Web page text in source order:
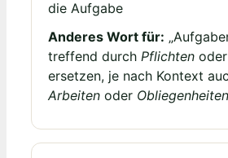
die Aufgabe
Anderes Wort für:
treffend durch Pflichten oder
ersetzen, je nach Kontext
Arbeiten oder Obliegenheiten